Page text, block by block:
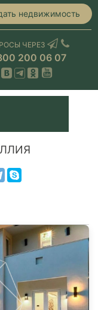
недвижимость
ЧЕРЕЗ
200 06 07